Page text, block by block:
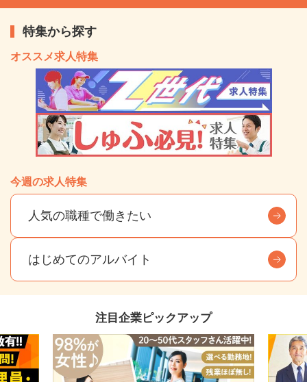
特集から探す
オススメ求人特集
今週の求人特集
人気の職種で働きたい
はじめてのアルバイト
注目企業ピックアップ